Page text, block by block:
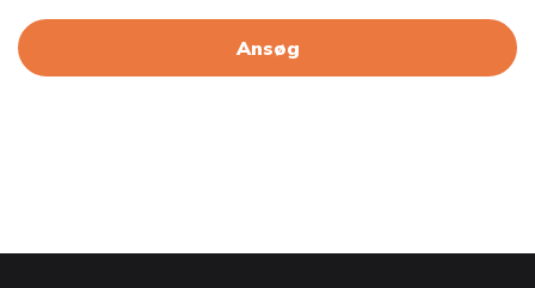
Ansøg